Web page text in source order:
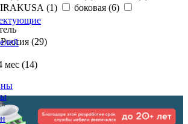
(1) боковая (6)
Россия (29)
мес (14)